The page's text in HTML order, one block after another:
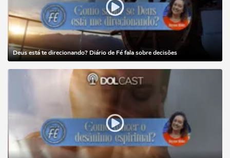
Deus está te direcionando? Diário de Fé fala sobre decisões